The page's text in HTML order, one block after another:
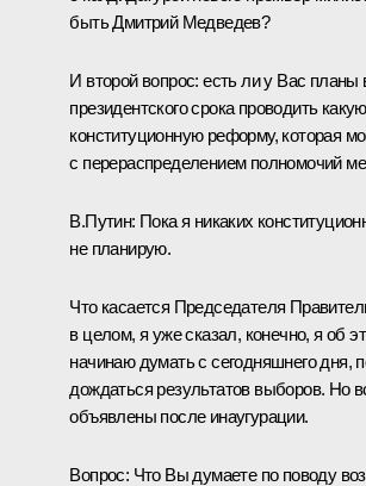
быть Дмитрий Медведев?
И второй вопрос: есть ли у Вас планы
президентского срока проводить
конституционную реформу, которая
с перераспределением полномочий
В.Путин: Пока я никаких
не планирую.
Что касается Председателя
в целом, я уже сказал, конечно, я об
начинаю думать с сегодняшнего дня,
дождаться результатов выборов. Но
объявлены после инаугурации.
Вопрос: Что Вы думаете по поводу